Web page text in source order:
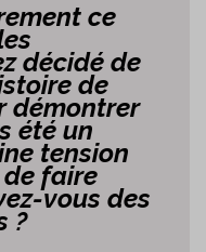
ce
décidé de
de
démontrer
été un
tension
faire
vous des
?